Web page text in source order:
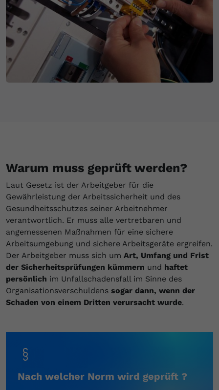
Warum muss geprüft werden?
Laut Gesetz ist der Arbeitgeber für die
Gewährleistung der Arbeitssicherheit und des
Gesundheitsschutzes seiner Arbeitnehmer
verantwortlich. Er muss alle vertretbaren und
angemessenen Maßnahmen für eine sichere
Arbeitsumgebung und sichere Arbeitsgeräte ergreifen.
Der Arbeitgeber muss sich um Art, Umfang und Frist
der Sicherheitsprüfungen kümmern und haftet
persönlich im Unfallschadensfall im Sinne des
Organisationsverschuldens sogar dann, wenn der
Schaden von einem Dritten verursacht wurde.
Nach welcher Norm wird geprüft ?